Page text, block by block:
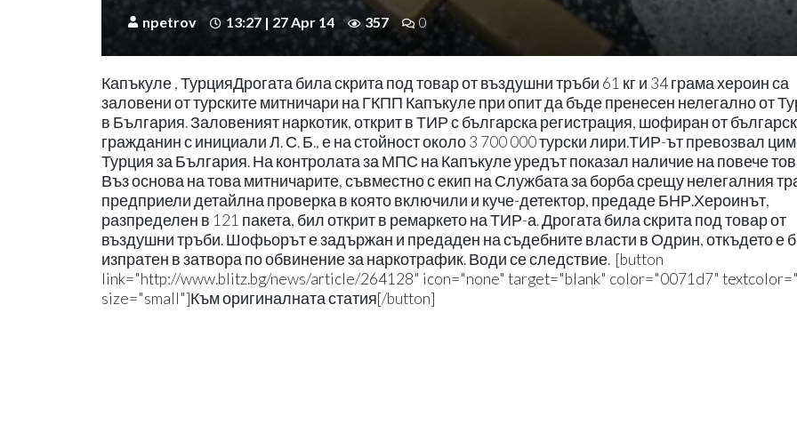
npetrov 13:27 | 27 Apr 14 357 0
Капъкуле , ТурцияДрогата била скрита под товар от въздушни тръби 61 кг и 34 грама хероин са
заловени от турските митничари на ГКПП Капъкуле при опит да бъде пренесен нелегално от
в България. Заловеният наркотик, открит в ТИР с българска регистрация, шофиран от
гражданин с инициали Л. С. Б., е на стойност около 3 700 000 турски лири.ТИР-ът превозвал
Турция за България. На контролата за МПС на Капъкуле уредът показал наличие на повече
Въз основа на това митничарите, съвместно с екип на Службата за борба срещу нелегалния
предприели детайлна проверка в която включили и куче-детектор, предаде БНР.Хероинът,
разпределен в 121 пакета, бил открит в ремаркето на ТИР-а. Дрогата била скрита под товар от
въздушни тръби. Шофьорът е задържан и предаден на съдебните власти в Одрин, откъдето е
изпратен в затвора по обвинение за наркотрафик. Води се следствие. [button
link="http://www.blitz.bg/news/article/264128" icon="none" target="blank" color="0071d7"
size="small"]Към оригиналната статия[/button]